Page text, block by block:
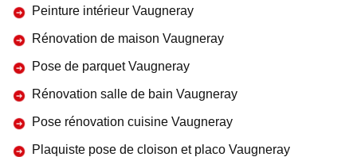
Peinture intérieur Vaugneray
Rénovation de maison Vaugneray
Pose de parquet Vaugneray
Rénovation salle de bain Vaugneray
Pose rénovation cuisine Vaugneray
Plaquiste pose de cloison et placo Vaugneray